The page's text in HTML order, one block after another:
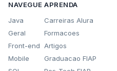
NAVEGUE
Java
Geral
Front-end
Mobile
APRENDA
Carreiras Alura
Formacoes
Artigos
Graduacao FIAP